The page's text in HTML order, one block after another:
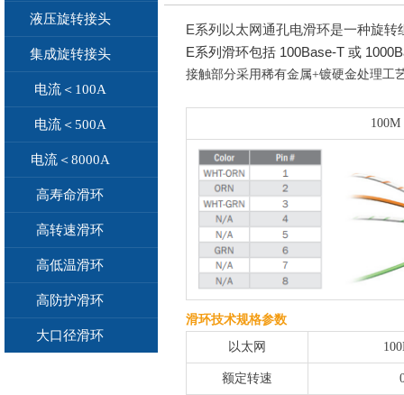
E系列以太网通孔电滑环是一种旋
E系列滑环包括 100Base-T 或
接触部分采用稀有金属+镀硬金处理工
滑环技术规格参数
以太网
额定转速
液压旋转接头
集成旋转接头
电流＜100A
电流＜500A
电流＜8000A
高寿命滑环
高转速滑环
高低温滑环
高防护滑环
大口径滑环